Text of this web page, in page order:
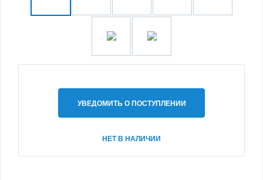
УВЕДОМИТЬ О ПОСТУПЛЕНИИ
НЕТ В НАЛИЧИИ